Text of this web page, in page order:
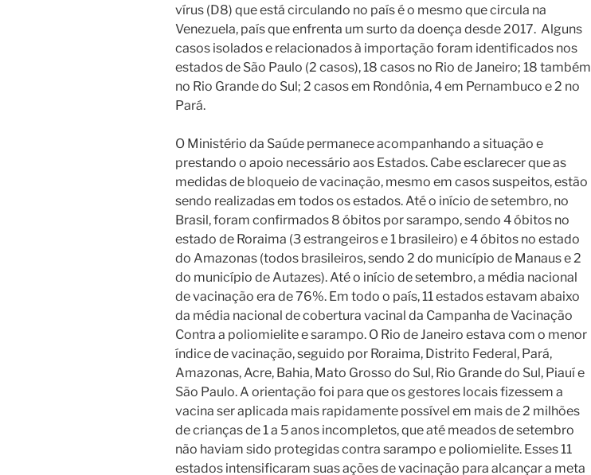
vírus (D8) que está circulando no país é o mesmo que circula na
Venezuela, país que enfrenta um surto da doença desde 2017. Alguns
casos isolados e relacionados à importação foram identificados nos
estados de São Paulo (2 casos), 18 casos no Rio de Janeiro; 18 também
no Rio Grande do Sul; 2 casos em Rondônia, 4 em Pernambuco e 2 no
Pará.
O Ministério da Saúde permanece acompanhando a situação e
prestando o apoio necessário aos Estados. Cabe esclarecer que as
medidas de bloqueio de vacinação, mesmo em casos suspeitos, estão
sendo realizadas em todos os estados. Até o início de setembro, no
Brasil, foram confirmados 8 óbitos por sarampo, sendo 4 óbitos no
estado de Roraima (3 estrangeiros e 1 brasileiro) e 4 óbitos no estado
do Amazonas (todos brasileiros, sendo 2 do município de Manaus e 2
do município de Autazes). Até o início de setembro, a média nacional
de vacinação era de 76%. Em todo o país, 11 estados estavam abaixo
da média nacional de cobertura vacinal da Campanha de Vacinação
Contra a poliomielite e sarampo. O Rio de Janeiro estava com o menor
índice de vacinação, seguido por Roraima, Distrito Federal, Pará,
Amazonas, Acre, Bahia, Mato Grosso do Sul, Rio Grande do Sul, Piauí e
São Paulo.A orientação foi para que os gestores locais fizessem a
vacina ser aplicada mais rapidamente possível em mais de 2 milhões
de crianças de 1 a 5 anos incompletos, que até meados de setembro
não haviam sido protegidas contra sarampo e poliomielite. Esses 11
estados intensificaram suas ações de vacinação para alcançar a meta